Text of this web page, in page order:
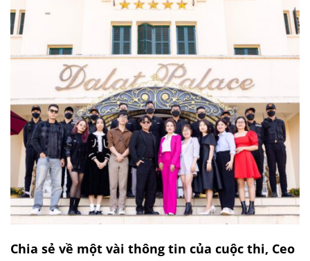
Chia sẻ về một vài thông tin của cuộc thi, Ceo